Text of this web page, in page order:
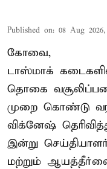
Published on: 08 Aug
கோவை,
டாஸ்மாக் கடைகளில்
தொகை
முறை கொண்டு
விக்னேஷ்
இன்று
மற்றும்